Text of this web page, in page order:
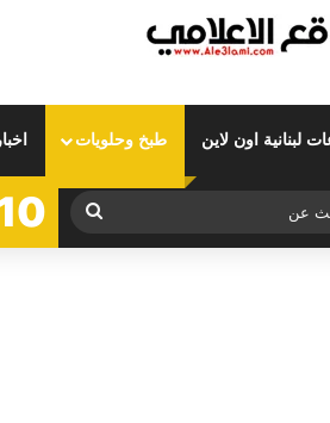
لبنانية اون لاين طبخ وحلويات
بحث
عن